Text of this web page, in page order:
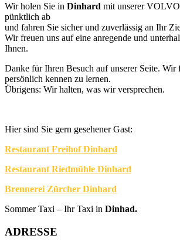
Wir holen Sie in Dinhard mit unserer
pünktlich ab
und fahren Sie sicher und zuverlässig an Ihr
Wir freuen uns auf eine anregende und
Ihnen.
Danke für Ihren Besuch auf unserer Seite. Wir
persönlich kennen zu lernen.
Übrigens: Wir halten, was wir versprechen.
Hier sind Sie gern gesehener Gast:
Restaurant Freihof Dinhard
Restaurant Riedmühle Dinhard
Brennerei Zürcher Dinhard
Sommer Taxi – Ihr Taxi in Dinhad.
Primary
ADRESSE